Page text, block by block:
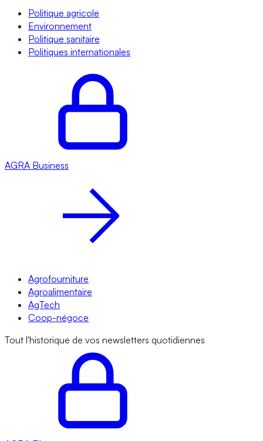
Politique agricole
Environnement
Politique sanitaire
Politiques internationales
AGRA Business
Agrofourniture
Agroalimentaire
AgTech
Coop-négoce
Tout l'historique de vos newsletters quotidiennes